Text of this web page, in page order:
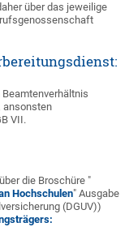
über das jeweilige
ansonsten
VII.
die Broschüre "
Hochschulen" Ausgabe
(DGUV))